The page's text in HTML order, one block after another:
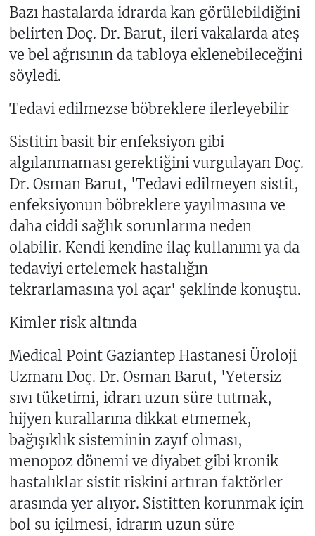
Bazı hastalarda idrarda kan görülebildiğini
belirten Doç. Dr. Barut, ileri vakalarda ateş
ve bel ağrısının da tabloya eklenebileceğini
söyledi.
Tedavi edilmezse böbreklere ilerleyebilir
Sistitin basit bir enfeksiyon gibi
algılanmaması gerektiğini vurgulayan Doç.
Dr. Osman Barut, 'Tedavi edilmeyen sistit,
enfeksiyonun böbreklere yayılmasına ve
daha ciddi sağlık sorunlarına neden
olabilir. Kendi kendine ilaç kullanımı ya da
tedaviyi ertelemek hastalığın
tekrarlamasına yol açar' şeklinde konuştu.
Kimler risk altında
Medical Point Gaziantep Hastanesi Üroloji
Uzmanı Doç. Dr. Osman Barut, 'Yetersiz
sıvı tüketimi, idrarı uzun süre tutmak,
hijyen kurallarına dikkat etmemek,
bağışıklık sisteminin zayıf olması,
menopoz dönemi ve diyabet gibi kronik
hastalıklar sistit riskini artıran faktörler
arasında yer alıyor. Sistitten korunmak için
bol su içilmesi, idrarın uzun süre